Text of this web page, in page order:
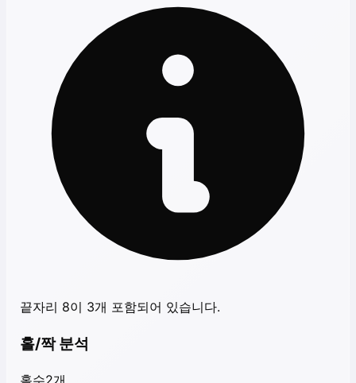
끝자리 8이 3개 포함되어 있습니다.
홀/짝 분석
홀수2개